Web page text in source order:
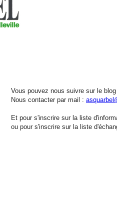
Vous pouvez nous suivre sur le
Nous contacter par mail :
Et pour s'inscrire sur la liste
ou pour s'inscrire sur la liste